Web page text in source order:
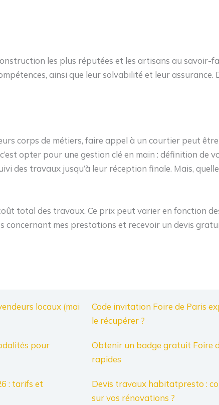
les plus réputées et les artisans au savoir-
ainsi que leur solvabilité et leur assurance.
corps de métiers, faire appel à un courtier peut
opter pour une gestion clé en main : définition de
des travaux jusqu’à leur réception finale. Mais,
total des travaux. Ce prix peut varier en fonction
mes prestations et recevoir un devis
locaux (mai
Code invitation Foire de Paris
le récupérer ?
pour
Obtenir un badge gratuit Foire
rapides
: tarifs et
Devis travaux habitatpresto :
sur vos rénovations ?